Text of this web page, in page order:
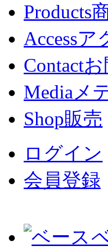
Products
Accessア
Contact
Mediaメ
Shop販売
ログイン
会員登録